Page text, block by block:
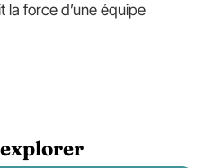
la force d’une équipe